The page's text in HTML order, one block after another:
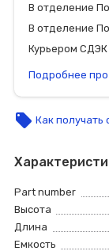
В отделение
В отделение
Курьером СДЭК
Подробнее про
local_offer Как получать
Part number
Высота
Длина
Емкость